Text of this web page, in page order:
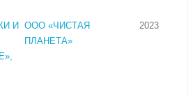
И ООО «ЧИСТАЯ
ПЛАНЕТА»
2023